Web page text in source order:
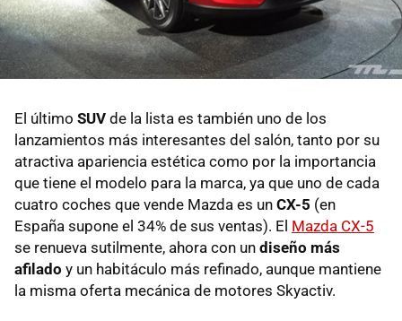
El último SUV de la lista es también uno de los
lanzamientos más interesantes del salón, tanto por su
atractiva apariencia estética como por la importancia
que tiene el modelo para la marca, ya que uno de cada
cuatro coches que vende Mazda es un CX-5 (en
España supone el 34% de sus ventas). El Mazda CX-5
se renueva sutilmente, ahora con un diseño más
afilado y un habitáculo más refinado, aunque mantiene
la misma oferta mecánica de motores Skyactiv.